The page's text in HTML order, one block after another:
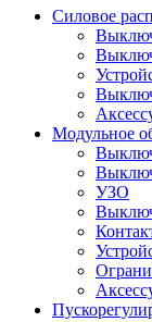
Силовое
Модульное
УЗО